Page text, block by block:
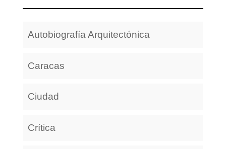
Autobiografía Arquitectónica
Caracas
Ciudad
Crítica